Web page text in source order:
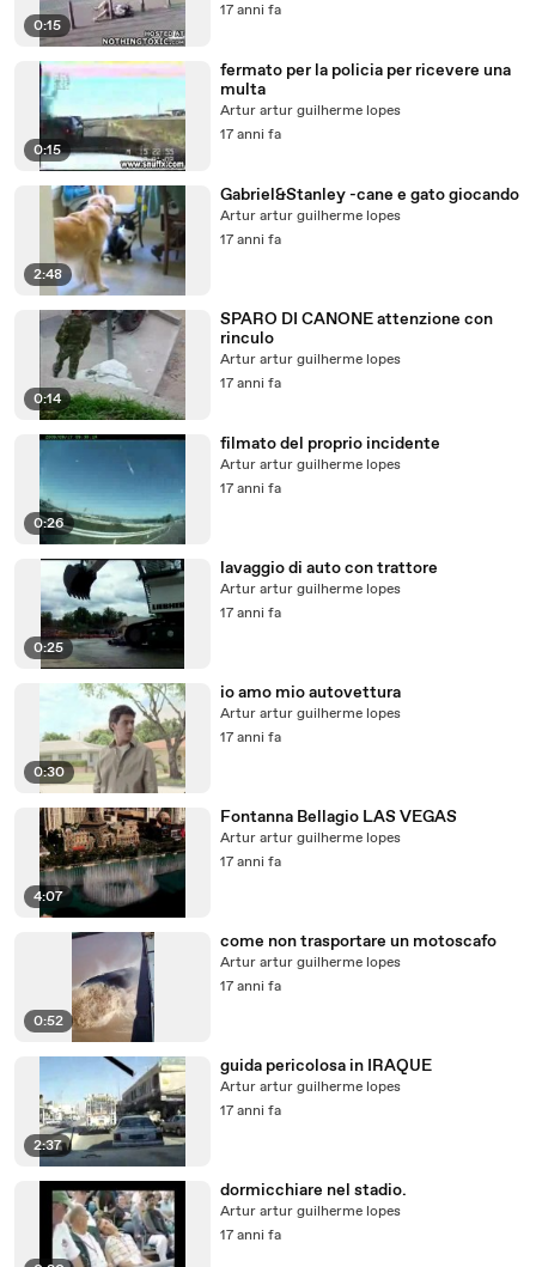
0:15
17 anni fa
0:15
fermato per la policia per ricevere una
multa
Artur artur guilherme lopes
17 anni fa
2:48
Gabriel&Stanley -cane e gato giocando
Artur artur guilherme lopes
17 anni fa
0:14
SPARO DI CANONE attenzione con
rinculo
Artur artur guilherme lopes
17 anni fa
0:26
filmato del proprio incidente
Artur artur guilherme lopes
17 anni fa
0:25
lavaggio di auto con trattore
Artur artur guilherme lopes
17 anni fa
0:30
io amo mio autovettura
Artur artur guilherme lopes
17 anni fa
4:07
Fontanna Bellagio LAS VEGAS
Artur artur guilherme lopes
17 anni fa
0:52
come non trasportare un motoscafo
Artur artur guilherme lopes
17 anni fa
2:37
guida pericolosa in IRAQUE
Artur artur guilherme lopes
17 anni fa
dormicchiare nel stadio.
Artur artur guilherme lopes
17 anni fa